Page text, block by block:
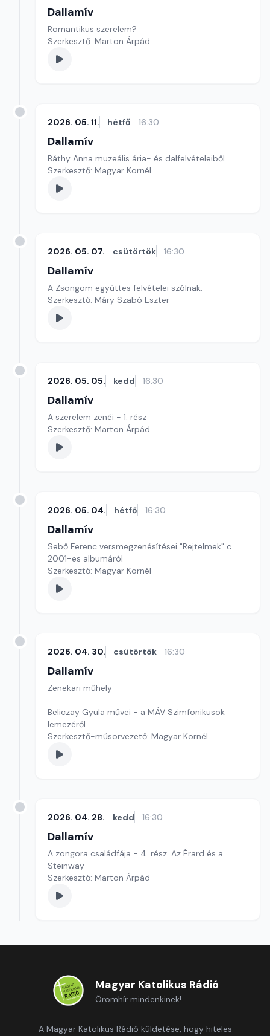
Dallamív
Romantikus szerelem?
Szerkesztő: Marton Árpád
2026. 05. 11. hétfő 16:30
Dallamív
Báthy Anna muzeális ária- és dalfelvételeiből
Szerkesztő: Magyar Kornél
2026. 05. 07. csütörtök 16:30
Dallamív
A Zsongom együttes felvételei szólnak.
Szerkesztő: Máry Szabó Eszter
2026. 05. 05. kedd 16:30
Dallamív
A szerelem zenéi - 1. rész
Szerkesztő: Marton Árpád
2026. 05. 04. hétfő 16:30
Dallamív
Sebő Ferenc versmegzenésítései "Rejtelmek" c.
2001-es albumáról
Szerkesztő: Magyar Kornél
2026. 04. 30. csütörtök 16:30
Dallamív
Zenekari műhely
Beliczay Gyula művei - a MÁV Szimfonikusok
lemezéről
Szerkesztő-műsorvezető: Magyar Kornél
2026. 04. 28. kedd 16:30
Dallamív
A zongora családfája - 4. rész. Az Érard és a
Steinway
Szerkesztő: Marton Árpád
Magyar Katolikus Rádió
Örömhír mindenkinek!
A Magyar Katolikus Rádió küldetése, hogy hiteles